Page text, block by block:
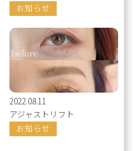
お知らせ
2022.08.11
アジャストリフト
お知らせ